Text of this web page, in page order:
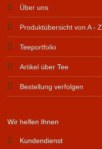
Über uns
Produktübersicht von A - Z
Teeportfolio
Artikel über Tee
Bestellung verfolgen
Wir helfen Ihnen
Kundendienst